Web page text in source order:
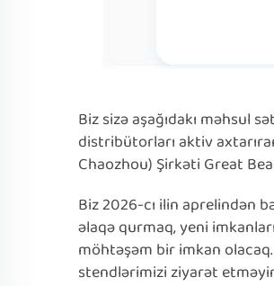
Biz sizə aşağıdakı məhsul
distribütorları aktiv
Chaozhou) Şirkəti Great
Biz 2026-cı ilin aprelindən
əlaqə qurmaq, yeni
möhtəşəm bir imkan
stendlərimizi ziyarət